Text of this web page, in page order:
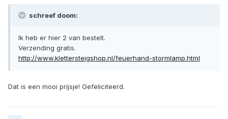
schreef doom:
Ik heb er hier 2 van bestelt.
Verzending gratis.
http://www.klettersteigshop.nl/feuerhand-stormlamp.html
Dat is een mooi prijsje! Gefeliciteerd.